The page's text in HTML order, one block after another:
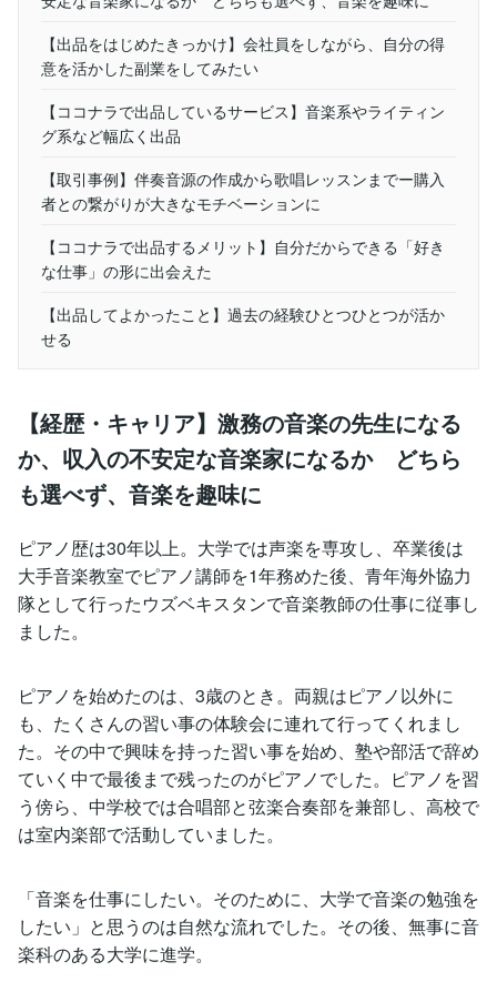
【出品をはじめたきっかけ】会社員をしながら、自分の得
意を活かした副業をしてみたい
【ココナラで出品しているサービス】音楽系やライティン
グ系など幅広く出品
【取引事例】伴奏音源の作成から歌唱レッスンまでー購入
者との繋がりが大きなモチベーションに
【ココナラで出品するメリット】自分だからできる「好き
な仕事」の形に出会えた
【出品してよかったこと】過去の経験ひとつひとつが活か
せる
【経歴・キャリア】激務の音楽の先生になる
か、収入の不安定な音楽家になるか どちら
も選べず、音楽を趣味に
ピアノ歴は30年以上。大学では声楽を専攻し、卒業後は
大手音楽教室でピアノ講師を1年務めた後、青年海外協力
隊として行ったウズベキスタンで音楽教師の仕事に従事し
ました。
ピアノを始めたのは、3歳のとき。両親はピアノ以外に
も、たくさんの習い事の体験会に連れて行ってくれまし
た。その中で興味を持った習い事を始め、塾や部活で辞め
ていく中で最後まで残ったのがピアノでした。ピアノを習
う傍ら、中学校では合唱部と弦楽合奏部を兼部し、高校で
は室内楽部で活動していました。
「音楽を仕事にしたい。そのために、大学で音楽の勉強を
したい」と思うのは自然な流れでした。その後、無事に音
楽科のある大学に進学。